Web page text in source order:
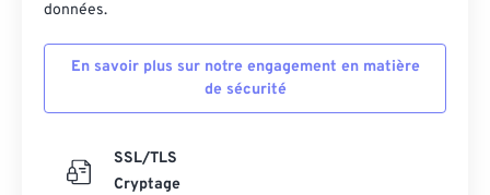
données.
En savoir plus sur notre engagement en matière
de sécurité
SSL/TLS
Cryptage